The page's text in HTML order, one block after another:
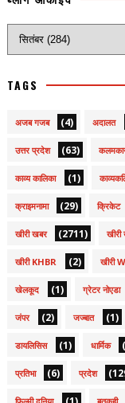
TAGS
अजब गजब (4) अदालत
उत्तर प्रदेश (63)
काव्य कालिका (1)
क्राइमनामा (29) क्रिकेट
खीरी खबर (2711)
खीरी KHBR (2) खीरी W
खेलकूद (1) ग्रेटर नोएडा
जंपर (2) जज्बात (1)
डायलिसिस (1) धार्मिक
प्रतिभा (6) प्रदेश